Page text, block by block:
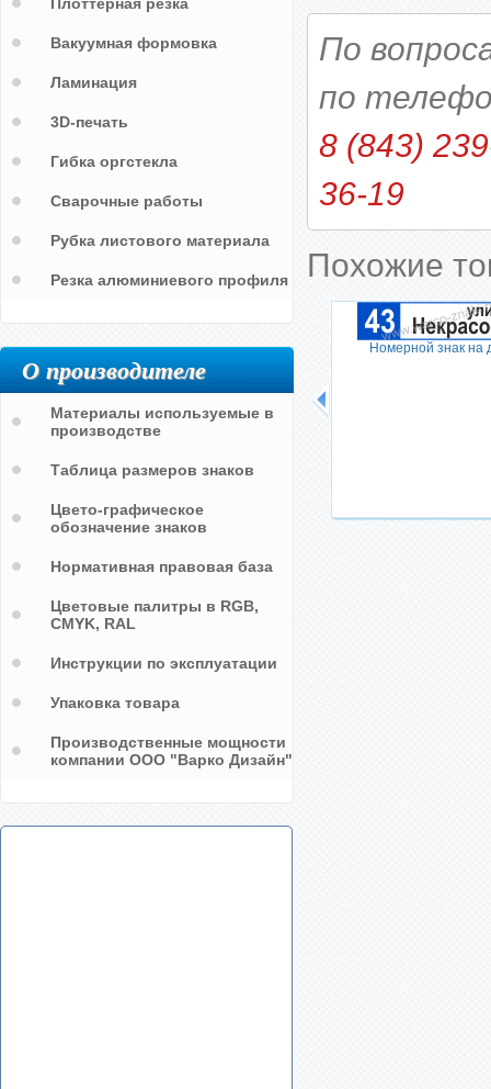
По
по
8 (843)
36-19
Похожие
Номерной знак на
Вакуумная формовка
Ламинация
3D-печать
Гибка оргстекла
Сварочные работы
Рубка листового материала
Резка алюминиевого профиля
О производителе
Материалы используемые в
производстве
Таблица размеров знаков
Цвето-графическое
обозначение знаков
Нормативная правовая база
Цветовые палитры в RGB,
CMYK, RAL
Инструкции по эксплуатации
Упаковка товара
Производственные мощности
компании ООО "Варко Дизайн"